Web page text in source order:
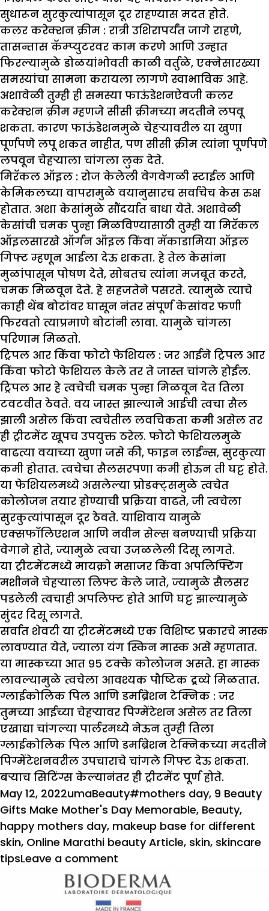
सुधारून सुरकुत्यांपासून दूर राहण्यास मदत होते.
कलर करेक्शन क्रीम : रात्री उशिरापर्यंत जागे राहणे,
तासन्तास कॅम्प्युटरवर काम करणे आणि उन्हात
फिरल्यामुळे डोळयांभोवती काळी वर्तुळे, एक्नेसारख्या
समस्यांचा सामना करायला लागणे स्वाभाविक आहे.
अशावेळी तुम्ही ही समस्या फाऊंडेशनऐवजी कलर
करेक्शन क्रीम म्हणजे सीसी क्रीमच्या मदतीने लपवू
शकता. कारण फाऊंडेशनमुळे चेहऱ्यावरील या खुणा
पूर्णपणे लपू शकत नाहीत, पण सीसी क्रीम त्यांना पूर्णपणे
लपवून चेहऱ्याला चांगला लुक देते.
मिरॅकल ऑइल : रोज केलेली वेगवेगळी स्टाईल आणि
केमिकलच्या वापरामुळे वयानुसारच सर्वांचेच केस रुक्ष
होतात. अशा केसांमुळे सौंदर्यात बाधा येते. अशावेळी
केसांची चमक पुन्हा मिळविण्यासाठी तुम्ही या मिरॅकल
ऑइलसारखे ऑर्गन ऑइल किंवा मॅकाडामिया ऑइल
गिफ्ट म्हणून आईला देऊ शकता. हे तेल केसांना
मुळांपासून पोषण देते, सोबतच त्यांना मजबूत करते,
चमक मिळवून देते. हे सहजतेने पसरते. त्यामुळे त्याचे
काही थेंब बोटांवर घासून नंतर संपूर्ण केसांवर फणी
फिरवतो त्याप्रमाणे बोटांनी लावा. यामुळे चांगला
परिणाम मिळतो.
ट्रिपल आर किंवा फोटो फेशियल : जर आईने ट्रिपल आर
किंवा फोटो फेशियल केले तर ते जास्त चांगले होईल.
ट्रिपल आर हे त्वचेची चमक पुन्हा मिळवून देत तिला
टवटवीत ठेवते. वय जास्त झाल्याने आईची त्वचा सैल
झाली असेल किंवा त्वचेतील लवचिकता कमी असेल तर
ही ट्रीटमेंट खूपच उपयुक्त ठरेल. फोटो फेशियलमुळे
वाढत्या वयाच्या खुणा जसे की, फाइन लाईन्स, सुरकुत्या
कमी होतात. त्वचेचा सैलसरपणा कमी होऊन ती घट्ट होते.
या फेशियलमध्ये असलेल्या प्रोडक्ट्समुळे त्वचेत
कोलोजन तयार होण्याची प्रक्रिया वाढते, जी त्वचेला
सुरकुत्यांपासून दूर ठेवते. याशिवाय यामुळे
एक्सफॉलिएशन आणि नवीन सेल्स बनण्याची प्रक्रिया
वेगाने होते, ज्यामुळे त्वचा उजळलेली दिसू लागते.
या ट्रीटमेंटमध्ये मायक्रो मसाजर किंवा अपलिफ्टिंग
मशीनने चेहऱ्याला लिफ्ट केले जाते, ज्यामुळे सैलसर
पडलेली त्वचाही अपलिफ्ट होते आणि घट्ट झाल्यामुळे
सुंदर दिसू लागते.
सर्वात शेवटी या ट्रीटमेंटमध्ये एक विशिष्ट प्रकारचे मास्क
लावण्यात येते, ज्याला यंग स्किन मास्क असे म्हणतात.
या मास्कच्या आत ९५ टक्के कोलोजन असते. हा मास्क
लावल्यामुळे त्वचेला आवश्यक पौष्टिक द्र्रव्ये मिळतात.
ग्लाईकोलिक पिल आणि डर्माब्रेशन टेक्निक : जर
तुमच्या आईच्या चेहऱ्यावर पिग्मेंटेशन असेल तर तिला
एखाद्या चांगल्या पार्लरमध्ये नेऊन तुम्ही तिला
ग्लाईकोलिक पिल आणि डर्माब्रेशन टेक्निकच्या मदतीने
पिग्मेंटेशनवरील उपचाराचे चांगले गिफ्ट देऊ शकता.
बऱ्याच सिटिंग्स केल्यानंतर ही ट्रीटमेंट पूर्ण होते.
Posted
on
May 12, 2022Author
umaCategories
BeautyTags
#mothers day, 9 Beauty
Gifts Make Mother's Day Memorable, Beauty,
happy mothers day, makeup base for different
skin, Online Marathi beauty Article, skin, skincare
tipsLeave a comment
मदर्स
डे
स्पेशल